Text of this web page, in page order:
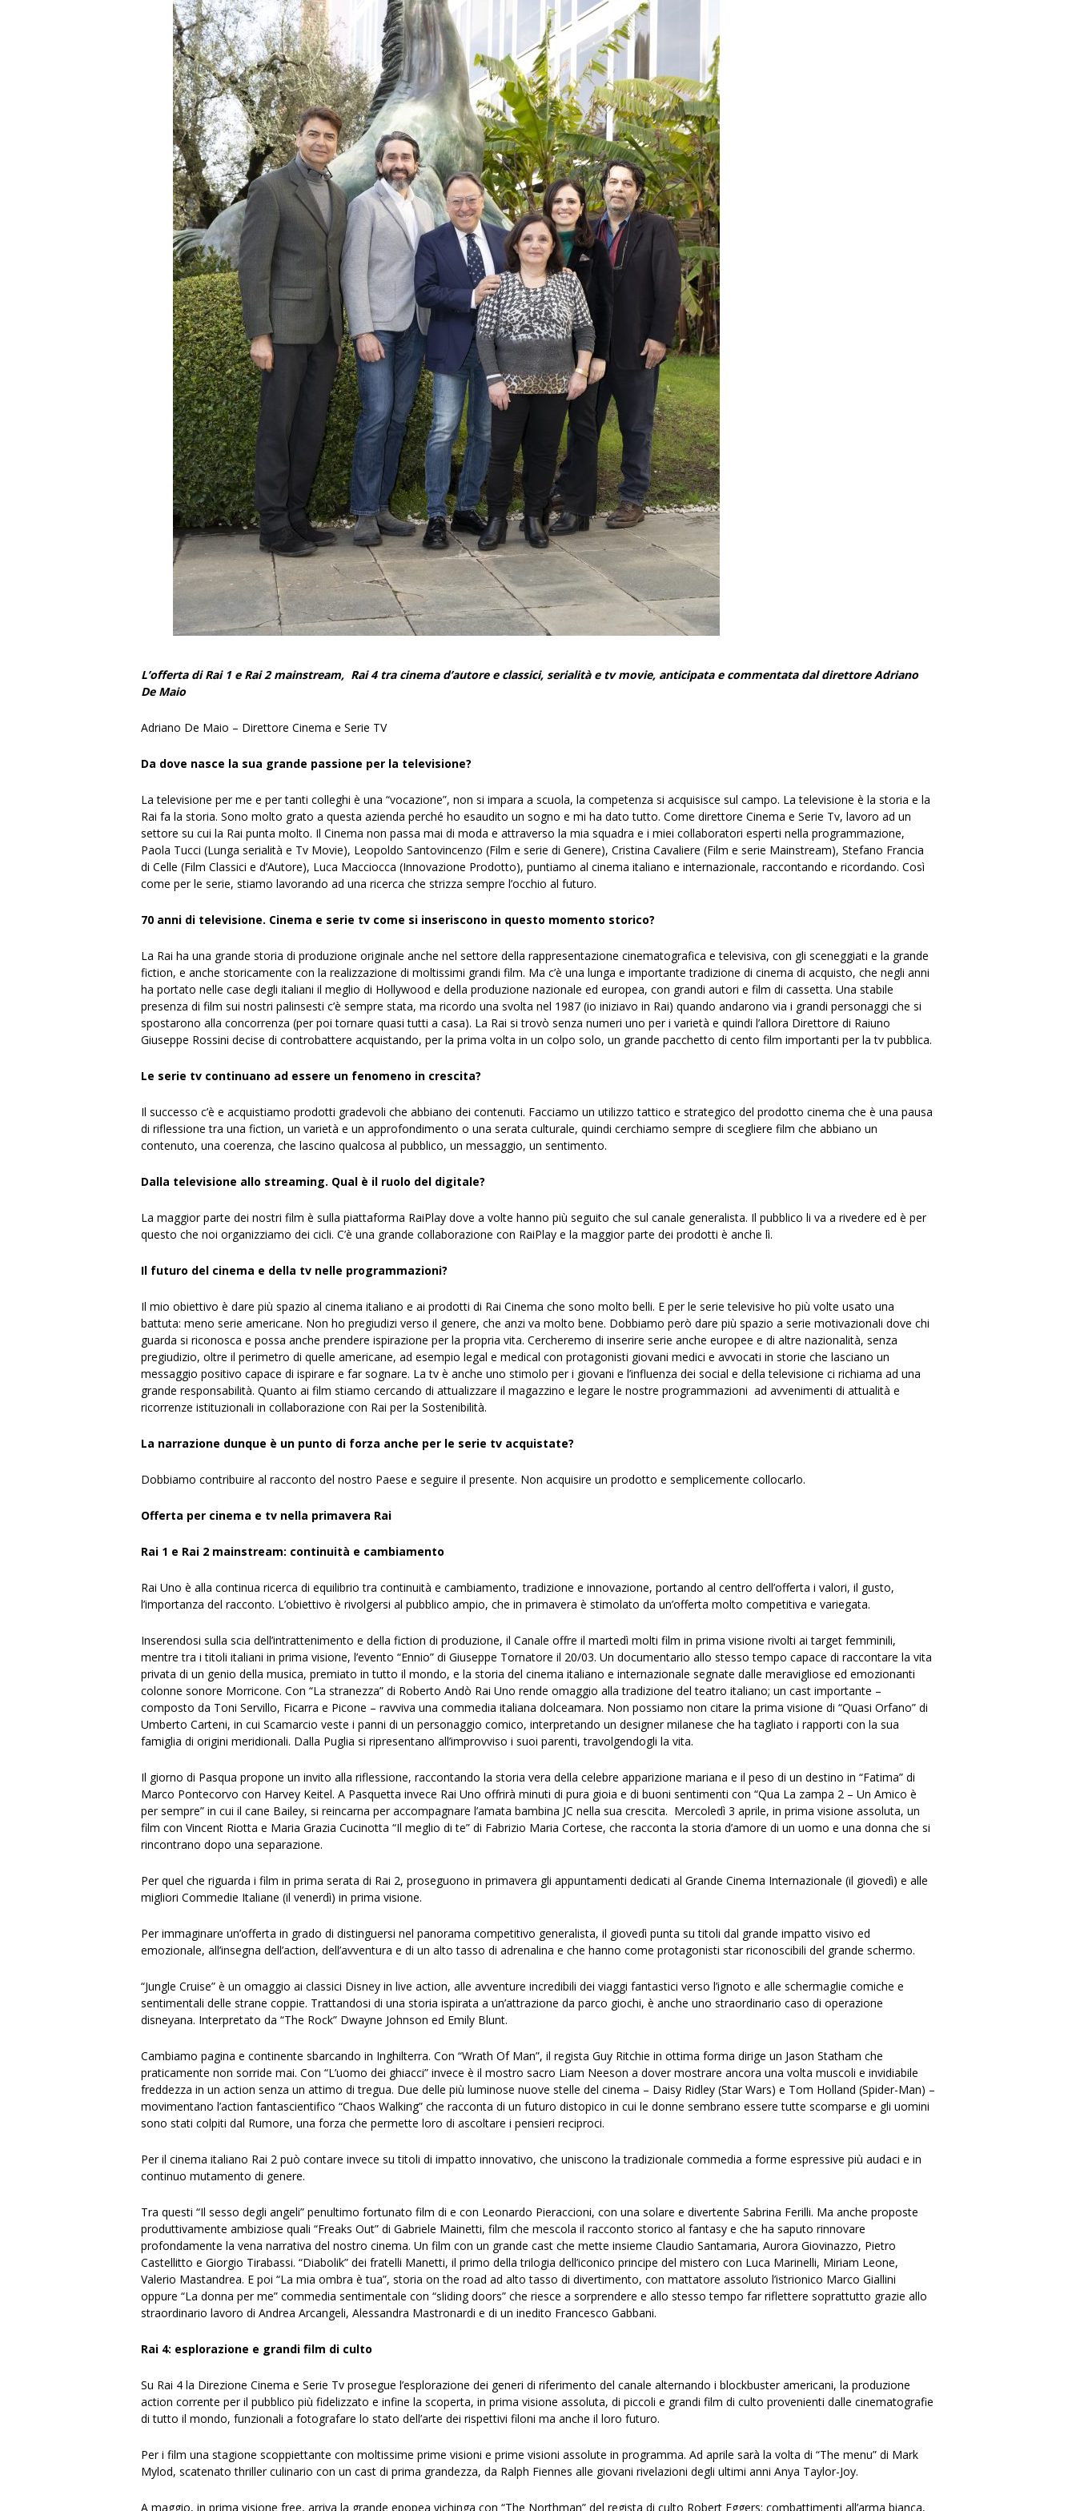
L’offerta di Rai 1 e Rai 2 mainstream, Rai 4 tra cinema d’autore e classici, serialità e tv movie, anticipata e commentata dal direttore Adriano
De Maio
Adriano De Maio – Direttore Cinema e Serie TV
Da dove nasce la sua grande passione per la televisione?
La televisione per me e per tanti colleghi è una “vocazione”, non si impara a scuola, la competenza si acquisisce sul campo. La televisione è la storia e la
Rai fa la storia. Sono molto grato a questa azienda perché ho esaudito un sogno e mi ha dato tutto. Come direttore Cinema e Serie Tv, lavoro ad un
settore su cui la Rai punta molto. Il Cinema non passa mai di moda e attraverso la mia squadra e i miei collaboratori esperti nella programmazione,
Paola Tucci (Lunga serialità e Tv Movie), Leopoldo Santovincenzo (Film e serie di Genere), Cristina Cavaliere (Film e serie Mainstream), Stefano Francia
di Celle (Film Classici e d’Autore), Luca Macciocca (Innovazione Prodotto), puntiamo al cinema italiano e internazionale, raccontando e ricordando. Così
come per le serie, stiamo lavorando ad una ricerca che strizza sempre l’occhio al futuro.
70 anni di televisione. Cinema e serie tv come si inseriscono in questo momento storico?
La Rai ha una grande storia di produzione originale anche nel settore della rappresentazione cinematografica e televisiva, con gli sceneggiati e la grande
fiction, e anche storicamente con la realizzazione di moltissimi grandi film. Ma c’è una lunga e importante tradizione di cinema di acquisto, che negli anni
ha portato nelle case degli italiani il meglio di Hollywood e della produzione nazionale ed europea, con grandi autori e film di cassetta. Una stabile
presenza di film sui nostri palinsesti c’è sempre stata, ma ricordo una svolta nel 1987 (io iniziavo in Rai) quando andarono via i grandi personaggi che si
spostarono alla concorrenza (per poi tornare quasi tutti a casa). La Rai si trovò senza numeri uno per i varietà e quindi l’allora Direttore di Raiuno
Giuseppe Rossini decise di controbattere acquistando, per la prima volta in un colpo solo, un grande pacchetto di cento film importanti per la tv pubblica.
Le serie tv continuano ad essere un fenomeno in crescita?
Il successo c’è e acquistiamo prodotti gradevoli che abbiano dei contenuti. Facciamo un utilizzo tattico e strategico del prodotto cinema che è una pausa
di riflessione tra una fiction, un varietà e un approfondimento o una serata culturale, quindi cerchiamo sempre di scegliere film che abbiano un
contenuto, una coerenza, che lascino qualcosa al pubblico, un messaggio, un sentimento.
Dalla televisione allo streaming. Qual è il ruolo del digitale?
La maggior parte dei nostri film è sulla piattaforma RaiPlay dove a volte hanno più seguito che sul canale generalista. Il pubblico li va a rivedere ed è per
questo che noi organizziamo dei cicli. C’è una grande collaborazione con RaiPlay e la maggior parte dei prodotti è anche lì.
Il futuro del cinema e della tv nelle programmazioni?
Il mio obiettivo è dare più spazio al cinema italiano e ai prodotti di Rai Cinema che sono molto belli. E per le serie televisive ho più volte usato una
battuta: meno serie americane. Non ho pregiudizi verso il genere, che anzi va molto bene. Dobbiamo però dare più spazio a serie motivazionali dove chi
guarda si riconosca e possa anche prendere ispirazione per la propria vita. Cercheremo di inserire serie anche europee e di altre nazionalità, senza
pregiudizio, oltre il perimetro di quelle americane, ad esempio legal e medical con protagonisti giovani medici e avvocati in storie che lasciano un
messaggio positivo capace di ispirare e far sognare. La tv è anche uno stimolo per i giovani e l’influenza dei social e della televisione ci richiama ad una
grande responsabilità. Quanto ai film stiamo cercando di attualizzare il magazzino e legare le nostre programmazioni ad avvenimenti di attualità e
ricorrenze istituzionali in collaborazione con Rai per la Sostenibilità.
La narrazione dunque è un punto di forza anche per le serie tv acquistate?
Dobbiamo contribuire al racconto del nostro Paese e seguire il presente. Non acquisire un prodotto e semplicemente collocarlo.
Offerta per cinema e tv nella primavera Rai
Rai 1 e Rai 2 mainstream: continuità e cambiamento
Rai Uno è alla continua ricerca di equilibrio tra continuità e cambiamento, tradizione e innovazione, portando al centro dell’offerta i valori, il gusto,
l’importanza del racconto. L’obiettivo è rivolgersi al pubblico ampio, che in primavera è stimolato da un’offerta molto competitiva e variegata.
Inserendosi sulla scia dell’intrattenimento e della fiction di produzione, il Canale offre il martedì molti film in prima visione rivolti ai target femminili,
mentre tra i titoli italiani in prima visione, l’evento “Ennio” di Giuseppe Tornatore il 20/03. Un documentario allo stesso tempo capace di raccontare la vita
privata di un genio della musica, premiato in tutto il mondo, e la storia del cinema italiano e internazionale segnate dalle meravigliose ed emozionanti
colonne sonore Morricone. Con “La stranezza” di Roberto Andò Rai Uno rende omaggio alla tradizione del teatro italiano; un cast importante –
composto da Toni Servillo, Ficarra e Picone – ravviva una commedia italiana dolceamara. Non possiamo non citare la prima visione di “Quasi Orfano” di
Umberto Carteni, in cui Scamarcio veste i panni di un personaggio comico, interpretando un designer milanese che ha tagliato i rapporti con la sua
famiglia di origini meridionali. Dalla Puglia si ripresentano all’improvviso i suoi parenti, travolgendogli la vita.
Il giorno di Pasqua propone un invito alla riflessione, raccontando la storia vera della celebre apparizione mariana e il peso di un destino in “Fatima” di
Marco Pontecorvo con Harvey Keitel. A Pasquetta invece Rai Uno offrirà minuti di pura gioia e di buoni sentimenti con “Qua La zampa 2 – Un Amico è
per sempre” in cui il cane Bailey, si reincarna per accompagnare l’amata bambina JC nella sua crescita. Mercoledì 3 aprile, in prima visione assoluta, un
film con Vincent Riotta e Maria Grazia Cucinotta “Il meglio di te” di Fabrizio Maria Cortese, che racconta la storia d’amore di un uomo e una donna che si
rincontrano dopo una separazione.
Per quel che riguarda i film in prima serata di Rai 2, proseguono in primavera gli appuntamenti dedicati al Grande Cinema Internazionale (il giovedì) e alle
migliori Commedie Italiane (il venerdì) in prima visione.
Per immaginare un’offerta in grado di distinguersi nel panorama competitivo generalista, il giovedì punta su titoli dal grande impatto visivo ed
emozionale, all’insegna dell’action, dell’avventura e di un alto tasso di adrenalina e che hanno come protagonisti star riconoscibili del grande schermo.
“Jungle Cruise” è un omaggio ai classici Disney in live action, alle avventure incredibili dei viaggi fantastici verso l’ignoto e alle schermaglie comiche e
sentimentali delle strane coppie. Trattandosi di una storia ispirata a un’attrazione da parco giochi, è anche uno straordinario caso di operazione
disneyana. Interpretato da “The Rock” Dwayne Johnson ed Emily Blunt.
Cambiamo pagina e continente sbarcando in Inghilterra. Con “Wrath Of Man”, il regista Guy Ritchie in ottima forma dirige un Jason Statham che
praticamente non sorride mai. Con “L’uomo dei ghiacci” invece è il mostro sacro Liam Neeson a dover mostrare ancora una volta muscoli e invidiabile
freddezza in un action senza un attimo di tregua. Due delle più luminose nuove stelle del cinema – Daisy Ridley (Star Wars) e Tom Holland (Spider-Man) –
movimentano l’action fantascientifico “Chaos Walking” che racconta di un futuro distopico in cui le donne sembrano essere tutte scomparse e gli uomini
sono stati colpiti dal Rumore, una forza che permette loro di ascoltare i pensieri reciproci.
Per il cinema italiano Rai 2 può contare invece su titoli di impatto innovativo, che uniscono la tradizionale commedia a forme espressive più audaci e in
continuo mutamento di genere.
Tra questi “Il sesso degli angeli” penultimo fortunato film di e con Leonardo Pieraccioni, con una solare e divertente Sabrina Ferilli. Ma anche proposte
produttivamente ambiziose quali “Freaks Out” di Gabriele Mainetti, film che mescola il racconto storico al fantasy e che ha saputo rinnovare
profondamente la vena narrativa del nostro cinema. Un film con un grande cast che mette insieme Claudio Santamaria, Aurora Giovinazzo, Pietro
Castellitto e Giorgio Tirabassi. “Diabolik” dei fratelli Manetti, il primo della trilogia dell’iconico principe del mistero con Luca Marinelli, Miriam Leone,
Valerio Mastandrea. E poi “La mia ombra è tua”, storia on the road ad alto tasso di divertimento, con mattatore assoluto l’istrionico Marco Giallini
oppure “La donna per me” commedia sentimentale con “sliding doors” che riesce a sorprendere e allo stesso tempo far riflettere soprattutto grazie allo
straordinario lavoro di Andrea Arcangeli, Alessandra Mastronardi e di un inedito Francesco Gabbani.
Rai 4: esplorazione e grandi film di culto
Su Rai 4 la Direzione Cinema e Serie Tv prosegue l’esplorazione dei generi di riferimento del canale alternando i blockbuster americani, la produzione
action corrente per il pubblico più fidelizzato e infine la scoperta, in prima visione assoluta, di piccoli e grandi film di culto provenienti dalle cinematografie
di tutto il mondo, funzionali a fotografare lo stato dell’arte dei rispettivi filoni ma anche il loro futuro.
Per i film una stagione scoppiettante con moltissime prime visioni e prime visioni assolute in programma. Ad aprile sarà la volta di “The menu” di Mark
Mylod, scatenato thriller culinario con un cast di prima grandezza, da Ralph Fiennes alle giovani rivelazioni degli ultimi anni Anya Taylor-Joy.
A maggio, in prima visione free, arriva la grande epopea vichinga con “The Northman” del regista di culto Robert Eggers: combattimenti all’arma bianca,